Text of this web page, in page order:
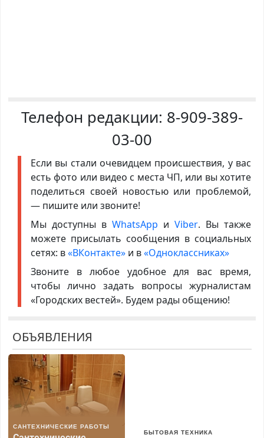
Телефон редакции: 8-909-389-
03-00
Если вы стали очевидцем происшествия, у вас
есть фото или видео с места ЧП, или вы хотите
поделиться своей новостью или проблемой,
— пишите или звоните!
Мы доступны в WhatsApp иViber. Вы также
можете присылать сообщения в социальных
сетях: в«ВКонтакте»и в«Одноклассниках»
Звоните в любое удобное для вас время,
чтобы лично задать вопросы журналистам
«Городских вестей». Будем рады общению!
ОБЪЯВЛЕНИЯ
САНТЕХНИЧЕСКИЕ РАБОТЫ
БЫТОВАЯ ТЕХНИКА